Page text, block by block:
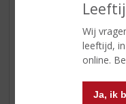
Wij
leeftijd,
online.
Ja, ik
Reviews
Er zijn nog geen